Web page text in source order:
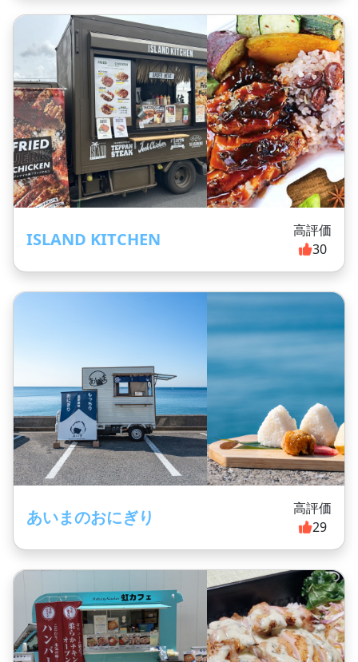
ISLAND KITCHEN
高評価
30
あいまのおにぎり
高評価
29